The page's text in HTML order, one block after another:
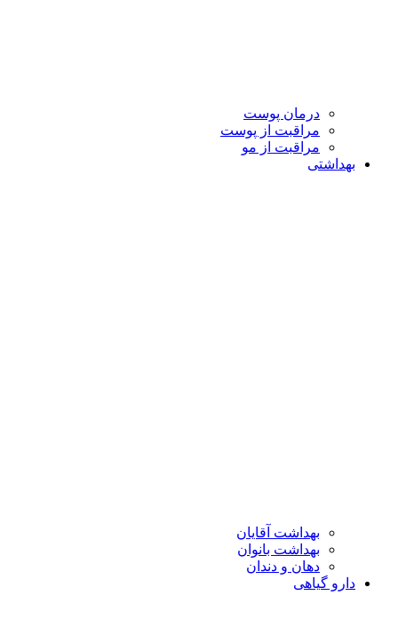
درمان پوست
مراقبت از پوست
مراقبت از مو
بهداشتی
بهداشت آقایان
بهداشت بانوان
دهان و دندان
دارو گیاهی